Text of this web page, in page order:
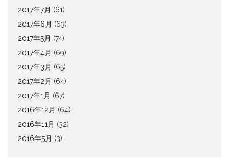
2017年7月 (61)
2017年6月 (63)
2017年5月 (74)
2017年4月 (69)
2017年3月 (65)
2017年2月 (64)
2017年1月 (67)
2016年12月 (64)
2016年11月 (32)
2016年5月 (3)